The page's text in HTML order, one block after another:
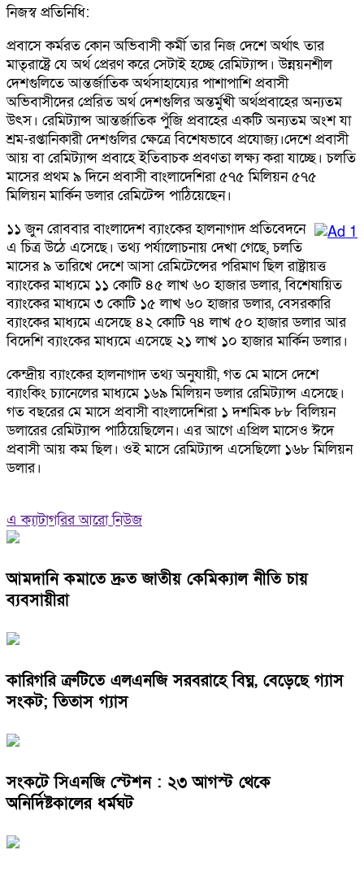
নিজস্ব প্রতিনিধি:
প্রবাসে কর্মরত কোন অভিবাসী কর্মী তার নিজ দেশে অর্থাৎ তার
মাতৃরাষ্ট্রে যে অর্থ প্রেরণ করে সেটাই হচ্ছে রেমিট্যান্স। উন্নয়নশীল
দেশগুলিতে আন্তর্জাতিক অর্থসাহায্যের পাশাপাশি প্রবাসী
অভিবাসীদের প্রেরিত অর্থ দেশগুলির অন্তর্মুখী অর্থপ্রবাহের অন্যতম
উৎস। রেমিট্যান্স আন্তর্জাতিক পুঁজি প্রবাহের একটি অন্যতম অংশ যা
শ্রম-রপ্তানিকারী দেশগুলির ক্ষেত্রে বিশেষভাবে প্রযোজ্য।দেশে প্রবাসী
আয় বা রেমিট্যান্স প্রবাহে ইতিবাচক প্রবণতা লক্ষ্য করা যাচ্ছে। চলতি
মাসের প্রথম ৯ দিনে প্রবাসী বাংলাদেশিরা ৫৭৫ মিলিয়ন ৫৭৫
মিলিয়ন মার্কিন ডলার রেমিটেন্স পাঠিয়েছেন।
১১ জুন রোববার বাংলাদেশ ব্যাংকের হালনাগাদ প্রতিবেদনে
এ চিত্র উঠে এসেছে। তথ্য পর্যালোচনায় দেখা গেছে, চলতি
মাসের ৯ তারিখে দেশে আসা রেমিটেন্সের পরিমাণ ছিল রাষ্ট্রায়ত্ত
ব্যাংকের মাধ্যমে ১১ কোটি ৪৫ লাখ ৬০ হাজার ডলার, বিশেষায়িত
ব্যাংকের মাধ্যমে ৩ কোটি ১৫ লাখ ৬০ হাজার ডলার, বেসরকারি
ব্যাংকের মাধ্যমে এসেছে ৪২ কোটি ৭৪ লাখ ৫০ হাজার ডলার আর
বিদেশি ব্যাংকের মাধ্যমে এসেছে ২১ লাখ ১০ হাজার মার্কিন ডলার।
কেন্দ্রীয় ব্যাংকের হালনাগাদ তথ্য অনুযায়ী, গত মে মাসে দেশে
ব্যাংকিং চ্যানেলের মাধ্যমে ১৬৯ মিলিয়ন ডলার রেমিট্যান্স এসেছে।
গত বছরের মে মাসে প্রবাসী বাংলাদেশিরা ১ দশমিক ৮৮ বিলিয়ন
ডলারের রেমিট্যান্স পাঠিয়েছিলেন। এর আগে এপ্রিল মাসেও ঈদে
প্রবাসী আয় কম ছিল। ওই মাসে রেমিট্যান্স এসেছিলো ১৬৮ মিলিয়ন
ডলার।
এ ক্যাটাগরির আরো নিউজ
আমদানি কমাতে দ্রুত জাতীয় কেমিক্যাল নীতি চায়
ব্যবসায়ীরা
কারিগরি ত্রুটিতে এলএনজি সরবরাহে বিঘ্ন, বেড়েছে গ্যাস
সংকট; তিতাস গ্যাস
সংকটে সিএনজি স্টেশন : ২৩ আগস্ট থেকে
অনির্দিষ্টকালের ধর্মঘট